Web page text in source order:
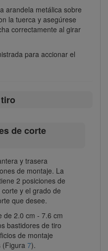
arandela metálica sobre
la tuerca y asegúrese
correctamente al girar
para accionar el
de corte
y trasera
de montaje. La
2 posiciones de
y el grado de
que desee.
de 2.0 cm - 7.6 cm
bastidores de tiro
de montaje
(Figura 7).